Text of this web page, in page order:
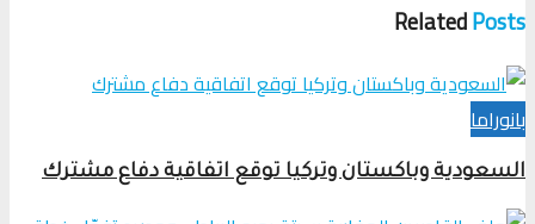
RelatedPosts
بانوراما
السعودية وباكستان وتركيا توقع اتفاقية دفاع مشترك